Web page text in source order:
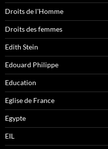
Droits de l'Homme
Droits des femmes
Edith Stein
Edouard Philippe
Education
Eglise de France
Egypte
EIL